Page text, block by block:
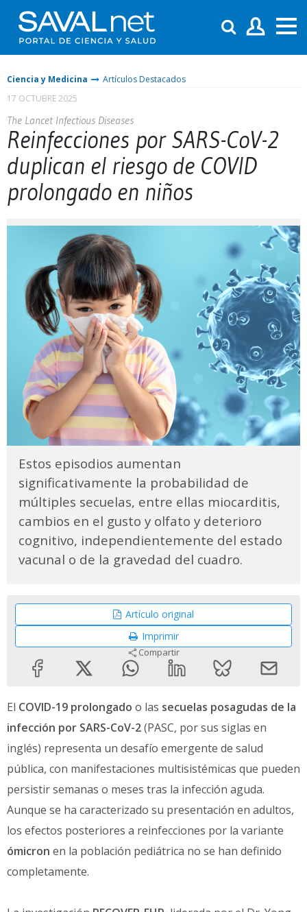
Ciencia y Medicina
Artículos Destacados
17 OCTUBRE 2025
The Lancet Infectious Diseases
Reinfecciones por SARS-CoV-2
duplican el riesgo de COVID
prolongado en niños
Estos episodios aumentan
significativamente la probabilidad de
múltiples secuelas, entre ellas miocarditis,
cambios en el gusto y olfato y deterioro
cognitivo, independientemente del estado
vacunal o de la gravedad del cuadro.
Artículo original
Imprimir
Compartir
El COVID-19 prolongado o las secuelas posagudas de la
infección por SARS-CoV-2(PASC, por sus siglas en
inglés) representa un desafío emergente de salud
pública, con manifestaciones multisistémicas que pueden
persistir semanas o meses tras la infección aguda.
Aunque se ha caracterizado su presentación en adultos,
los efectos posteriores a reinfecciones por la variante
ómicron en la población pediátrica no se han definido
completamente.